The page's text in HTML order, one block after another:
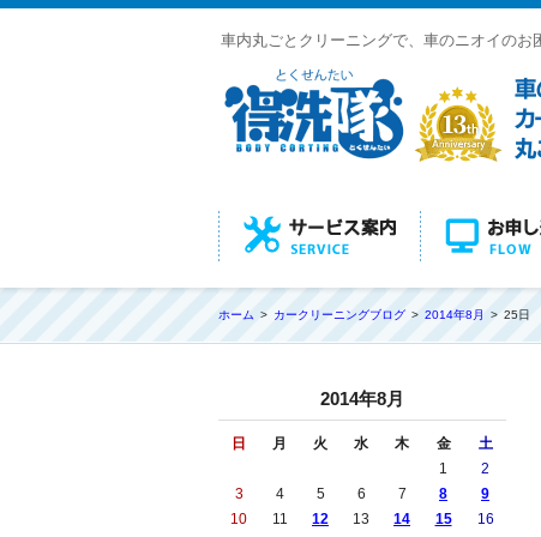
車内丸ごとクリーニングで、車のニオイの
ホーム カークリーニングブログ 2014年8月 25日
2014年8月
日 月 火 水 木 金
土
1
2
3
4 5 6 7 8
9
10
11 12 13 14 15
16